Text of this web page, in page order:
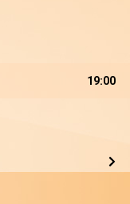
19:00